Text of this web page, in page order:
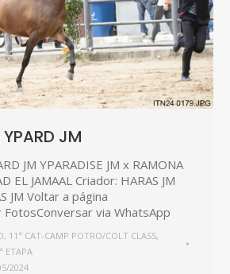
JM
JM YPARADISE JM x RAMONA
EL JAMAAL Criador: HARAS JM
JM Voltar a página
via WhatsApp
, 11ª CAT-CAMP POTRO/COLT CLASS,
ETAPA
2024